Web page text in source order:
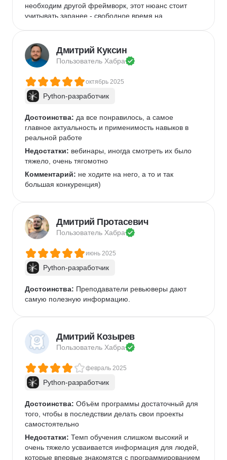
необходим другой фреймворк, этот нюанс стоит
учитывать заранее.- свободное время на
нагонять очень тяжело
Дмитрий Куксин
Пользователь Хабра
октябрь 2025
Python-разработчик
Достоинства: да все понравилось, а самое
главное актуальность и применимость навыков в
реальной работе
Недостатки: вебинары, иногда смотреть их было
тяжело, очень тягомотно
Комментарий: не ходите на него, а то и так
большая конкуренция)
Дмитрий Протасевич
Пользователь Хабра
июнь 2025
Python-разработчик
Достоинства: Преподаватели ревьюверы дают
самую полезную информацию.
Дмитрий Козырев
Пользователь Хабра
февраль 2025
Python-разработчик
Достоинства: Объём программы достаточный для
того, чтобы в последствии делать свои проекты
самостоятельно
Недостатки: Темп обучения слишком высокий и
очень тяжело усваивается информация для людей,
которые впервые знакомятся с программированием